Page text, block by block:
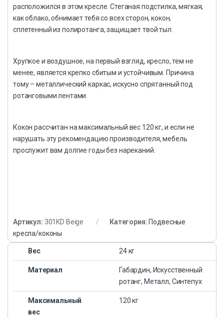
расположился в этом кресле. Стеганая подстилка, мягкая,
как облако, обнимает тебя со всех сторон, кокон,
сплетенный из полиротанга, защищает твой тыл.
Хрупкое и воздушное, на первый взгляд, кресло, тем не
менее, является крепко сбитым и устойчивым. Причина
тому – металлический каркас, искусно спрятанный под
ротанговыми лентами.
Кокон рассчитан на максимальный вес 120 кг, и если не
нарушать эту рекомендацию производителя, мебель
прослужит вам долгие годы без нареканий.
Артикул: 301KD Beige Категория: Подвесные
кресла/коконы
Вес 24 кг
Материал
Габардин, Искусственный
ротанг, Металл, Синтепух
Максимальный
вес
120 кг